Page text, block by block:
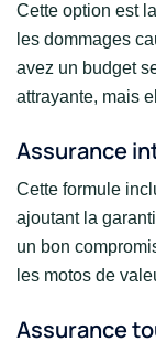
Cette option est
les dommages
avez un budget
attrayante, mais
Assurance
Cette formule
ajoutant la
un bon
les motos de
Assurance